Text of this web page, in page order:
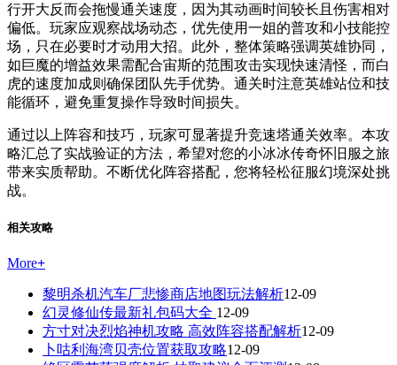
行开大反而会拖慢通关速度，因为其动画时间较长且伤害相对
偏低。玩家应观察战场动态，优先使用一姐的普攻和小技能控
场，只在必要时才动用大招。此外，整体策略强调英雄协同，
如巨魔的增益效果需配合宙斯的范围攻击实现快速清怪，而白
虎的速度加成则确保团队先手优势。通关时注意英雄站位和技
能循环，避免重复操作导致时间损失。
通过以上阵容和技巧，玩家可显著提升竞速塔通关效率。本攻
略汇总了实战验证的方法，希望对您的小冰冰传奇怀旧服之旅
带来实质帮助。不断优化阵容搭配，您将轻松征服幻境深处挑
战。
相关攻略
More+
黎明杀机汽车厂悲惨商店地图玩法解析12-09
幻灵修仙传最新礼包码大全 12-09
方寸对决烈焰神机攻略 高效阵容搭配解析12-09
卜咕利海湾贝壳位置获取攻略12-09